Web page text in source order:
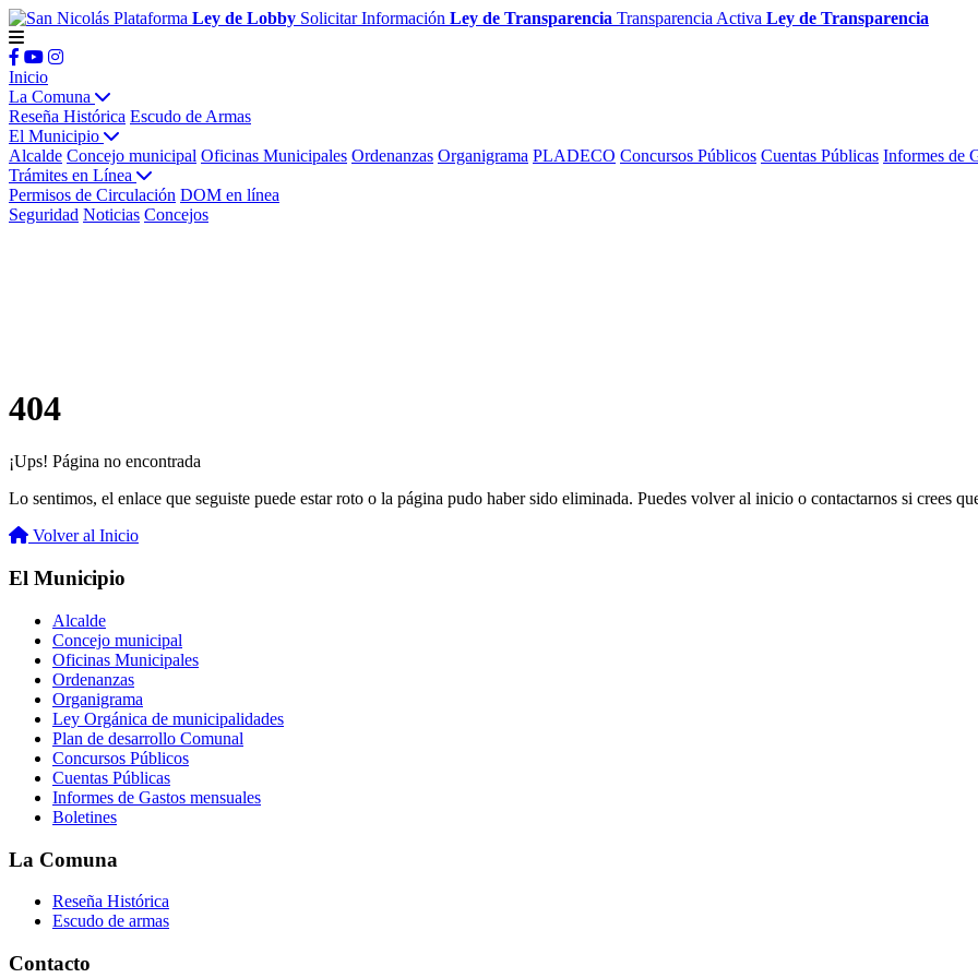
Plataforma Ley de Lobby Solicitar Información Ley de Transparencia Transparencia Activa Ley de Transparencia
Inicio
La Comuna
Reseña Histórica Escudo de Armas
El Municipio
Alcalde Concejo municipal Oficinas Municipales Ordenanzas Organigrama PLADECO Concursos Públicos Cuentas Públicas Informes de
Trámites en Línea
Permisos de Circulación DOM en línea
Seguridad Noticias Concejos
404
¡Ups! Página no encontrada
Lo sentimos, el enlace que seguiste puede estar roto o la página pudo haber sido eliminada. Puedes volver al inicio o contactarnos si crees
Volver al Inicio
El Municipio
Alcalde
Concejo municipal
Oficinas Municipales
Ordenanzas
Organigrama
Ley Orgánica de municipalidades
Plan de desarrollo Comunal
Concursos Públicos
Cuentas Públicas
Informes de Gastos mensuales
Boletines
La Comuna
Reseña Histórica
Escudo de armas
Contacto